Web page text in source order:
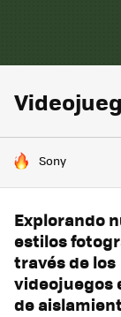
HOY SE HABLA
Sony
Explorando
estilos
través de los
videojuegos
de